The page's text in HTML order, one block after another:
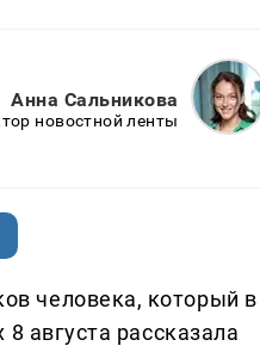
Анна Сальникова
новостной ленты
человека, который в
августа рассказала